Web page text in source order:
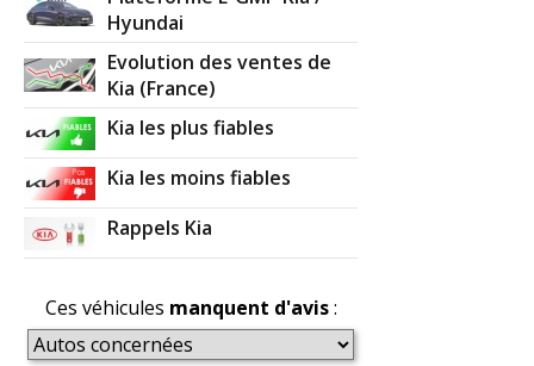
Hyundai
Evolution des ventes de
Kia (France)
Kia les plus fiables
Kia les moins fiables
Rappels Kia
Ces véhicules manquent d'avis: